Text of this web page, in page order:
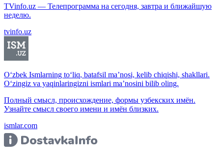
TVinfo.uz — Телепрограмма на сегодня, завтра и ближайшую
неделю.
tvinfo.uz
O‘zbek Ismlarning to‘liq, batafsil ma’nosi, kelib chiqishi, shakllari.
O‘zingiz va yaqinlaringizni ismlari ma’nosini bilib oling.
Полный смысл, происхождение, формы узбекских имён.
Узнайте смысл своего имени и имён близких.
ismlar.com